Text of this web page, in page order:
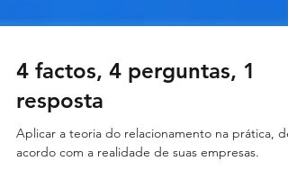
4 factos, 4 perguntas, 1
resposta